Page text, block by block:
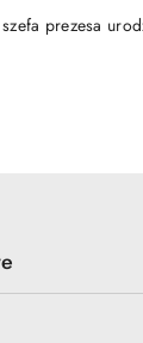
prezesa